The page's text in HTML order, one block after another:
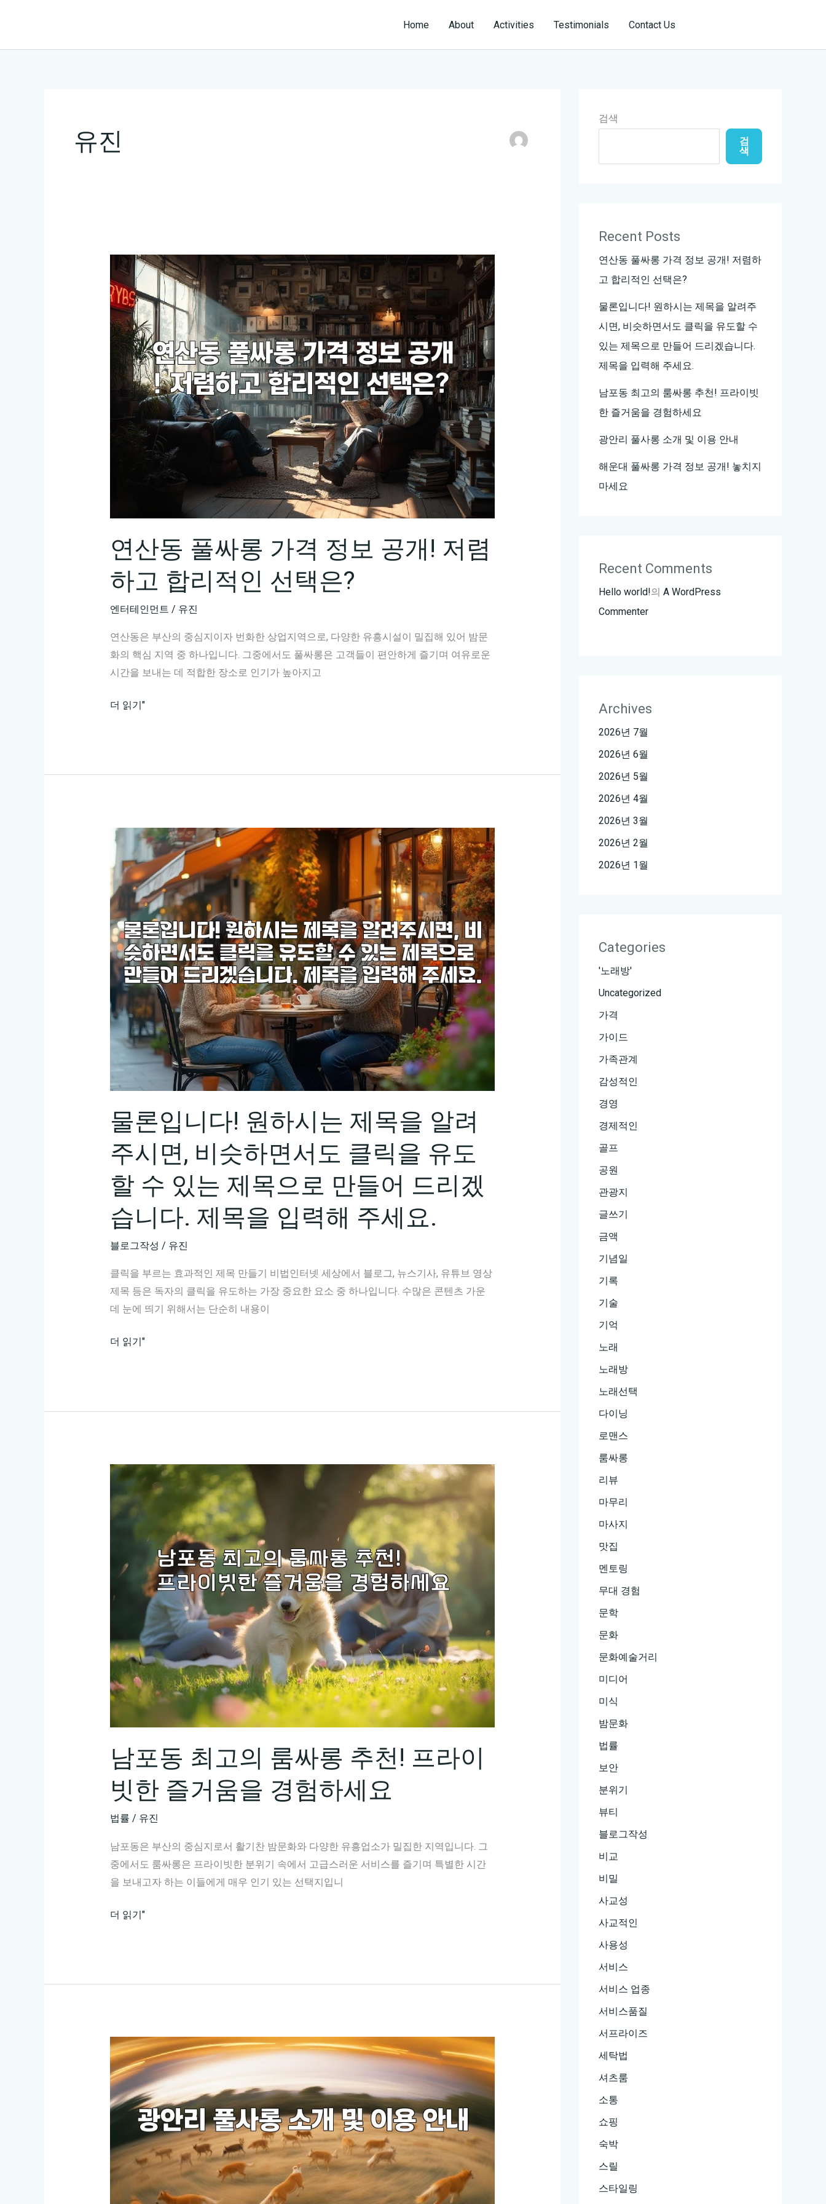
Home About Activities Testimonials Contact Us
유진
연산동 풀싸롱 가격 정보 공개! 저렴
하고 합리적인 선택은?
엔터테인먼트 / 유진
연산동은 부산의 중심지이자 번화한 상업지역으로, 다양한 유흥시설이 밀집해 있어 밤문
화의 핵심 지역 중 하나입니다. 그중에서도 풀싸롱은 고객들이 편안하게 즐기며 여유로운
시간을 보내는 데 적합한 장소로 인기가 높아지고
연
싸
격
정
보
공
개!
저
렴
하
고
합
리
적
인
택
더 읽기"
물론입니다! 원하시는 제목을 알려
주시면, 비슷하면서도 클릭을 유도
할 수 있는 제목으로 만들어 드리겠
습니다. 제목을 입력해 주세요.
블로그작성 / 유진
클릭을 부르는 효과적인 제목 만들기 비법인터넷 세상에서 블로그, 뉴스기사, 유튜브 영상
제목 등은 독자의 클릭을 유도하는 가장 중요한 요소 중 하나입니다. 수많은 콘텐츠 가운
데 눈에 띄기 위해서는 단순히 내용이
물
다!
시
제
목
비
슷
하
면
클
릭
을
유
도
할
수
있
제
만
드
리
겠
습
니
제
목
더 읽기"
남포동 최고의 룸싸롱 추천! 프라이
빗한 즐거움을 경험하세요
법률 / 유진
남포동은 부산의 중심지로서 활기찬 밤문화와 다양한 유흥업소가 밀집한 지역입니다. 그
중에서도 룸싸롱은 프라이빗한 분위기 속에서 고급스러운 서비스를 즐기며 특별한 시간
을 보내고자 하는 이들에게 매우 인기 있는 선택지입니
남
고
싸
롱
추
천!
프
이
빗
한
더 읽기"
검색
검
색
Recent Posts
연산동 풀싸롱 가격 정보 공개! 저렴하
고 합리적인 선택은?
물론입니다! 원하시는 제목을 알려주
시면, 비슷하면서도 클릭을 유도할 수
있는 제목으로 만들어 드리겠습니다.
제목을 입력해 주세요.
남포동 최고의 룸싸롱 추천! 프라이빗
한 즐거움을 경험하세요
광안리 풀사롱 소개 및 이용 안내
해운대 풀싸롱 가격 정보 공개! 놓치지
마세요
Recent Comments
Hello world!의 A WordPress
Commenter
Archives
2026년 7월
2026년 6월
2026년 5월
2026년 4월
2026년 3월
2026년 2월
2026년 1월
Categories
'노래방'
Uncategorized
가격
가이드
가족관계
감성적인
경영
경제적인
골프
공원
관광지
글쓰기
금액
기념일
기록
기술
기억
노래
노래방
노래선택
다이닝
로맨스
룸싸롱
리뷰
마무리
마사지
맛집
멘토링
무대 경험
문학
문화
문화예술거리
미디어
미식
밤문화
법률
보안
분위기
뷰티
블로그작성
비교
비밀
사교성
사교적인
사용성
서비스
서비스 업종
서비스품질
서프라이즈
세탁법
셔츠룸
소통
쇼핑
숙박
스릴
스타일링